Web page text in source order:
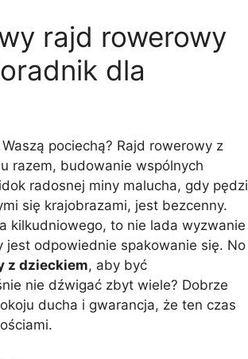
rajd rowerowy
dla
pociechą? Rajd rowerowy z
razem, budowanie wspólnych
radosnej miny malucha, gdy pędzi
się krajobrazami, jest bezcenny.
kilkudniowego, to nie lada wyzwanie
jest odpowiednie spakowanie się. No
z dzieckiem, aby być
nie dźwigać zbyt wiele? Dobrze
ducha i gwarancja, że ten czas